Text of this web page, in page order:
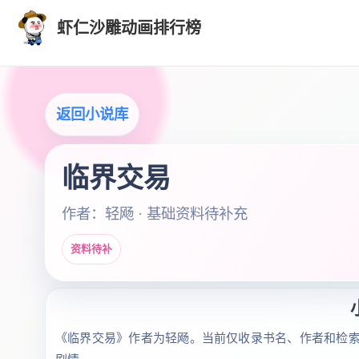
虾仁沙雕动画排行榜
返回小说库
临界交易
作者：轻飏 · 基础资料待补充
资料待补
《临界交易》作者为轻飏。当前仅收录书名、作者和